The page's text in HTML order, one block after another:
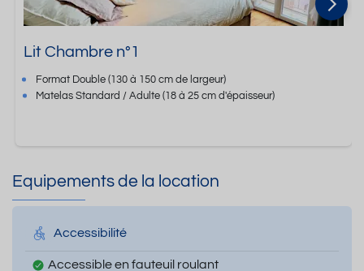
Lit Chambre n°1
Format Double (130 à 150 cm de largeur)
Matelas Standard / Adulte(18 à 25 cm d'épaisseur)
Equipements de la location
Accessibilité
Accessible en fauteuil roulant